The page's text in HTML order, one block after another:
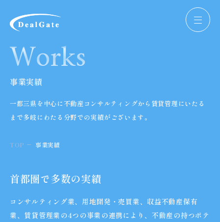
Works
事業実績
一都三県を中心に不動産コンサルティングから賃貸管理にいたる
まで多岐にわたる分野での実績がございます。
TOP 事業実績
首都圏で多数の実績
コンサルティング業、用地開発・売買業、収益不動産保有
業、賃貸管理業の4つの事業の連携により、不動産の持つポテ